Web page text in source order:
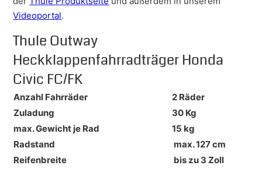
Videoportal.
Thule Outway
Heckklappenfahrradträger Honda
Civic FC/FK
Anzahl Fahrräder
2 Räder
Zuladung
30 Kg
max. Gewicht je Rad
15 kg
Radstand
max. 127 cm
Reifenbreite
bis zu 3 Zoll